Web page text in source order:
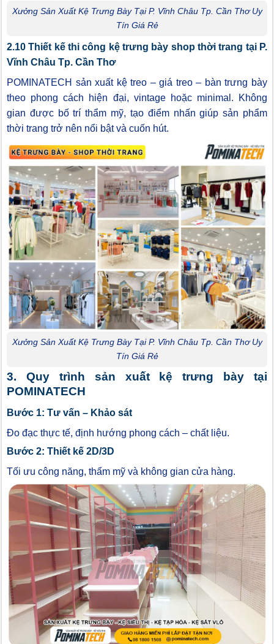
Xưởng Sản Xuất Kệ Trưng Bày Tại P. Vĩnh Châu Tp. Cần Thơ Uy
Tín Giá Rẻ
2.10 Thiết kế thi công kệ trưng bày shop thời trang tại P.
Vĩnh Châu Tp. Cần Thơ
POMINATECH sản xuất kệ treo – giá treo – bàn trưng bày
theo phong cách hiện đại, vintage hoặc minimal. Không
gian được bố trí thẩm mỹ, tạo điểm nhấn giúp sản phẩm
thời trang trở nên nổi bật và cuốn hút.
Xưởng Sản Xuất Kệ Trưng Bày Tại P. Vĩnh Châu Tp. Cần Thơ Uy
Tín Giá Rẻ
3. Quy trình sản xuất kệ trưng bày tại
POMINATECH
Bước 1: Tư vấn – Khảo sát
Đo đạc thực tế, định hướng phong cách – chất liệu.
Bước 2: Thiết kế 2D/3D
Tối ưu công năng, thẩm mỹ và không gian cửa hàng.